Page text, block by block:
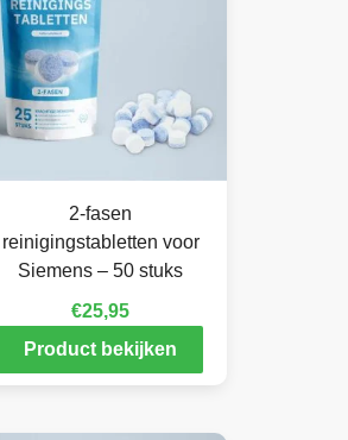
2-fasen
reinigingstabletten voor
Siemens – 50 stuks
€25,95
Product bekijken